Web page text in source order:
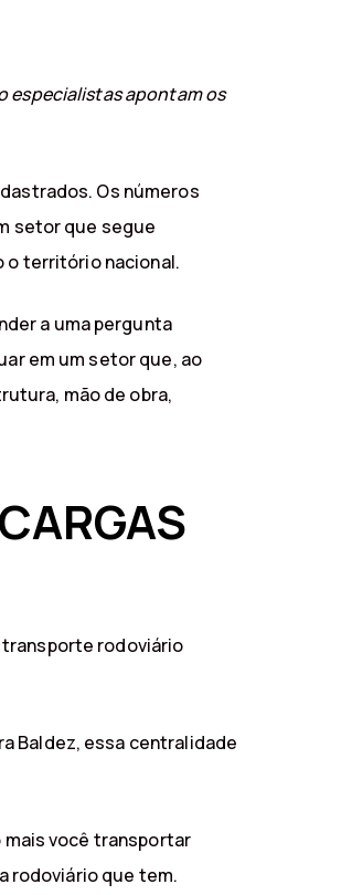
especialistas apontam os
Os números
setor que segue
o território nacional.
a uma pergunta
em um setor que, ao
mão de obra,
rodoviário
Baldez, essa centralidade
você transportar
rodoviário que tem.